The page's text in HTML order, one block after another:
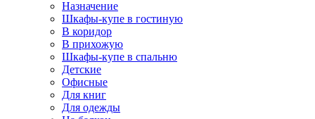
Назначение
Шкафы-купе в гостиную
В коридор
В прихожую
Шкафы-купе в спальню
Детские
Офисные
Для книг
Для одежды